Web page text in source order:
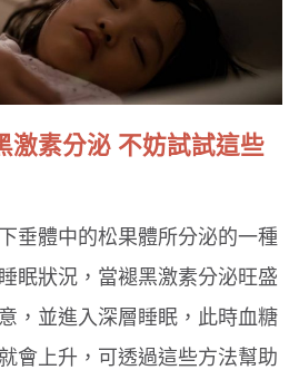
激素分泌 不妨試試這些
垂體中的松果體所分泌的一種
眠狀況，當褪黑激素分泌旺盛
，並進入深層睡眠，此時血糖
會上升，可透過這些方法幫助